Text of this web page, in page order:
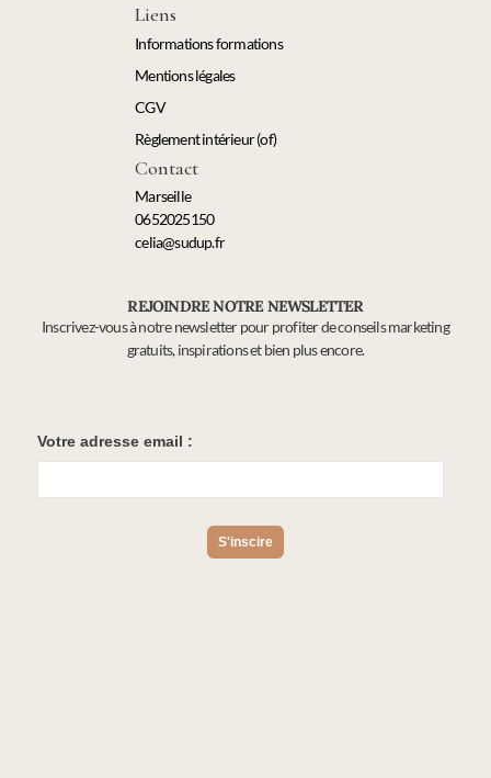
Liens
Informations formations
Mentions légales
CGV
Règlement intérieur (of)
Contact
Marseille
0652025150
celia@sudup.fr
REJOINDRE NOTRE NEWSLETTER
Inscrivez-vous à notre newsletter pour profiter de conseils marketing
gratuits, inspirations et bien plus encore.